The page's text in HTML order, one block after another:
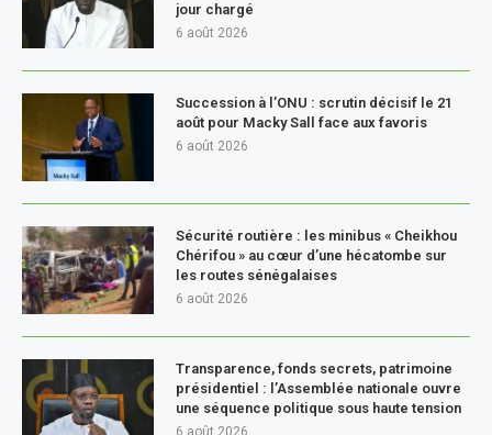
jour chargé
6 août 2026
Succession à l’ONU : scrutin décisif le 21
août pour Macky Sall face aux favoris
6 août 2026
Sécurité routière : les minibus « Cheikhou
Chérifou » au cœur d’une hécatombe sur
les routes sénégalaises
6 août 2026
Transparence, fonds secrets, patrimoine
présidentiel : l’Assemblée nationale ouvre
une séquence politique sous haute tension
6 août 2026